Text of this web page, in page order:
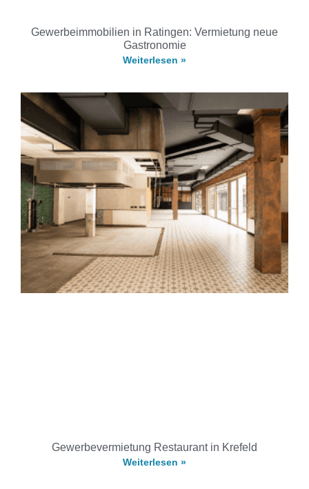
Gewerbeimmobilien in Ratingen: Vermietung neue
Gastronomie
Weiterlesen »
Gewerbevermietung Restaurant in Krefeld
Weiterlesen »